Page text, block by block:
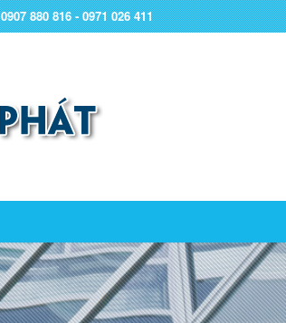
0907 880 816 - 0971 026 411